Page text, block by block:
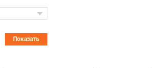
Показать